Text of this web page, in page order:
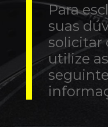
Para
suas
solicitar
utilize as